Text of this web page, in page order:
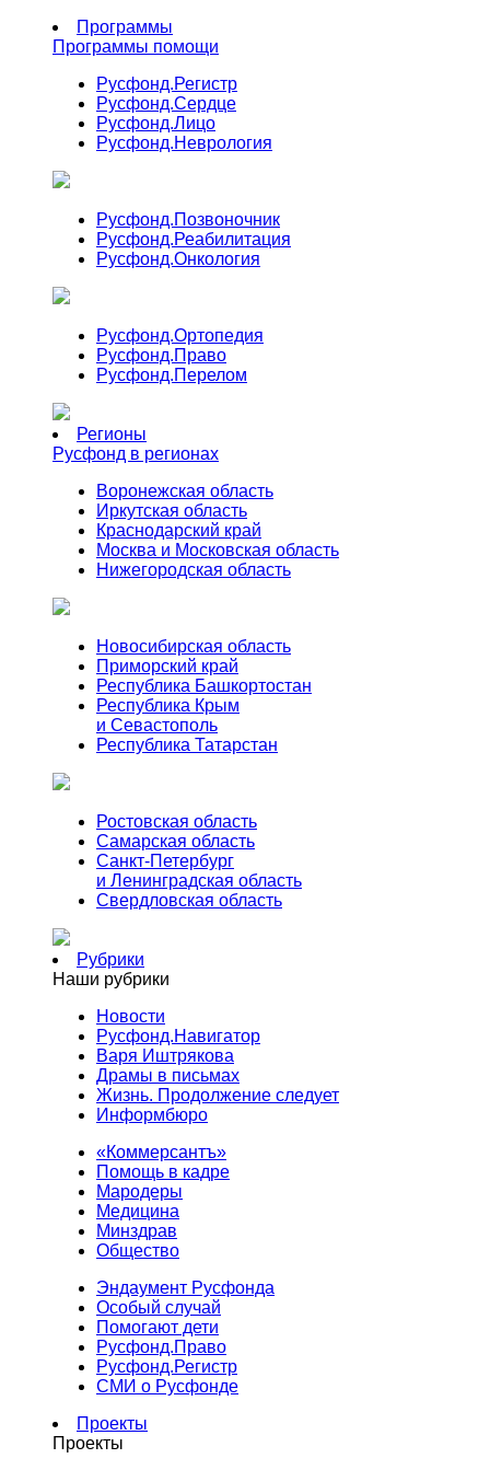
Программы
Программы помощи
Русфонд.Регистр
Русфонд.Сердце
Русфонд.Лицо
Русфонд.Неврология
Русфонд.Позвоночник
Русфонд.Реабилитация
Русфонд.Онкология
Русфонд.Ортопедия
Русфонд.Право
Русфонд.Перелом
Регионы
Русфонд в регионах
Воронежская область
Иркутская область
Краснодарский край
Москва и Московская область
Нижегородская область
Новосибирская область
Приморский край
Республика Башкортостан
Республика Крым
и Севастополь
Республика Татарстан
Ростовская область
Самарская область
Санкт-Петербург
и Ленинградская область
Свердловская область
Рубрики
Наши рубрики
Новости
Русфонд.Навигатор
Варя Иштрякова
Драмы в письмах
Жизнь. Продолжение следует
Информбюро
«Коммерсантъ»
Помощь в кадре
Мародеры
Медицина
Минздрав
Общество
Эндаумент Русфонда
Особый случай
Помогают дети
Русфонд.Право
Русфонд.Регистр
СМИ о Русфонде
Проекты
Проекты